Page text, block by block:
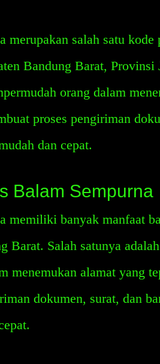
merupakan salah satu kode
Bandung Barat, Provinsi
orang dalam
proses pengiriman
dan cepat.
Balam Sempurna
memiliki banyak manfaat
Barat. Salah satunya adalah
menemukan alamat yang
dokumen, surat, dan